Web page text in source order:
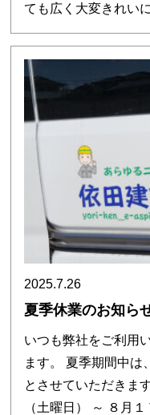
ても広く大変きれい
2025.7.26
夏季休業のお知ら
いつも弊社をご利用
ます。 夏季期間中は
とさせていただきま
（土曜日） ～ ８月